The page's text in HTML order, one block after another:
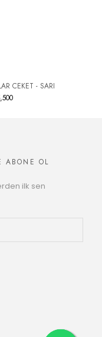
CEKET - SARI
ABONE OL
ilk sen